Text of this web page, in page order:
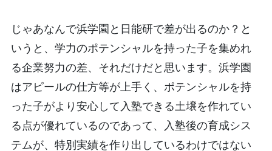
じゃあなんで浜学園と日能研で差が出るのか？と
いうと、学力のポテンシャルを持った子を集めれ
る企業努力の差、それだけだと思います。浜学園
はアピールの仕方等が上手く、ポテンシャルを持
った子がより安心して入塾できる土壌を作れてい
る点が優れているのであって、入塾後の育成シス
テムが、特別実績を作り出しているわけではない